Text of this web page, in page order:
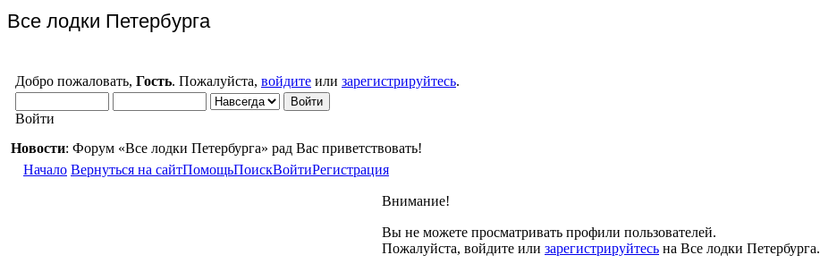
Все лодки Петербурга
Добро пожаловать, Гость. Пожалуйста, войдите или зарегистрируйтесь.
Войти
Новости: Форум «Все лодки Петербурга» рад Вас приветствовать!
Начало Вернуться на сайтПомощьПоискВойтиРегистрация
Внимание!
Вы не можете просматривать профили пользователей.
Пожалуйста, войдите или зарегистрируйтесь на Все лодки Петербурга.